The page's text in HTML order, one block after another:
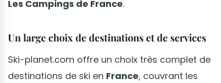
Les Campings de France.
Un large choix de destinations et de services
Ski-planet.com offre un choix très complet de
destinations de ski en France, couvrant les